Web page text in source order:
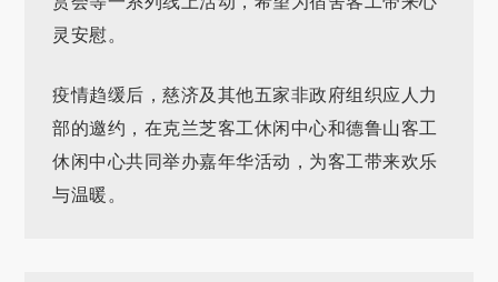
灵安慰。
疫情趋缓后，慈济及其他五家非政府组织应人力
部的邀约，在克兰芝客工休闲中心和德鲁山客工
休闲中心共同举办嘉年华活动，为客工带来欢乐
与温暖。